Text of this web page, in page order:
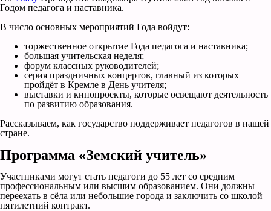
Годом педагога и наставника.
В число основных мероприятий Года войдут:
торжественное открытие Года педагога и наставника;
большая учительская неделя;
форум классных руководителей;
серия праздничных концертов, главный из которых
пройдёт в Кремле в День учителя;
выставки и кинопроекты, которые освещают деятельность
по развитию образования.
Рассказываем, как государство поддерживает педагогов в нашей
стране.
Программа «Земский учитель»
Участниками могут стать педагоги до 55 лет со средним
профессиональным или высшим образованием. Они должны
переехать в сёла или небольшие города и заключить со школой
пятилетний контракт.